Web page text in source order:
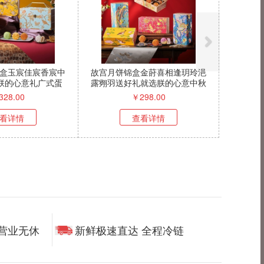
玉宸佳宸香宸中
的心意礼广式蛋
莲蓉
详情
故宫月饼锦盒金莳喜相逢玥玲浥
露翙羽送好礼就选朕的心意中秋
礼盒
￥298.00
查看详情
业无休 新鲜极速直达 全程冷链